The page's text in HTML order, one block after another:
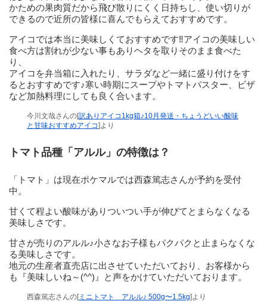
かための果肉質だから飛び散りにくく日持ちし、使い切りが
できるので近所の皆様に喜んでもらえておすすめです。
アイコでは本当に美味しくておすすめです‼︎アイコの美味しい
食べ方は割れが少ない事もありヘタを取りそのまま食べた
り、
アイコを弁当箱に入れたり、サラダなど一緒に盛り付けをす
るとおすすめです♪寒い時期にスープやトマトパスター、ビザ
など加熱料理にしても良く合います。
今川文哉さんの[訳ありアイコ1kg箱♪10月発送・ちょうどいい酸味
と甘味おすすめアイコ]より
トマト品種「アルル」の特徴は？
「トマト」は現在ポケマルでは西森篤志さんが予約を受付
中。
甘くて程よい酸味がありついつい手が伸びてとまらなくなる
美味しさです。
甘さが売りのアルル♪小さなお子様もパクパクと止まらなくな
る美味しさです。
地元の生産者直売店に出させていただいており、お客様から
も『美味しいね～(^^)』と声をかけていただいております。
西森篤志さんの[ミニトマト アルル♪ 500g〜1.5kg]より